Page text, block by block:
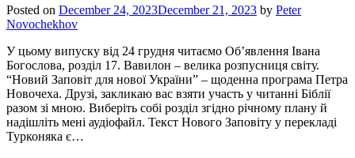
Posted on December 24, 2023December 21, 2023 by Peter
Novochekhov
У цьому випуску від 24 грудня читаємо Об’явлення Івана
Богослова, розділ 17. Вавилон – велика розпусниця світу.
“Новий Заповіт для нової України” – щоденна програма Петра
Новочеха. Друзі, закликаю вас взяти участь у читанні Біблії
разом зі мною. Виберіть собі розділ згідно річному плану й
надішліть мені аудіофайл. Текст Нового Заповіту у перекладі
Турконяка є…